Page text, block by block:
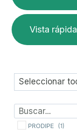
Vista rápida
PRODIPE (1)